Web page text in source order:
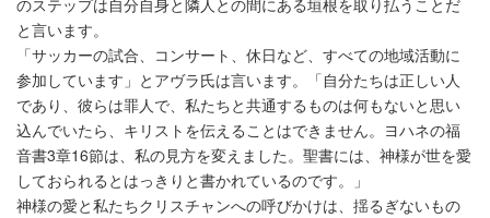
のステップは自分自身と隣人との間にある垣根を取り払うことだ
と言います。
「サッカーの試合、コンサート、休日など、すべての地域活動に
参加しています」とアヴラ氏は言います。「自分たちは正しい人
であり、彼らは罪人で、私たちと共通するものは何もないと思い
込んでいたら、キリストを伝えることはできません。ヨハネの福
音書3章16節は、私の見方を変えました。聖書には、神様が世を愛
しておられるとはっきりと書かれているのです。」
神様の愛と私たちクリスチャンへの呼びかけは、揺るぎないもの